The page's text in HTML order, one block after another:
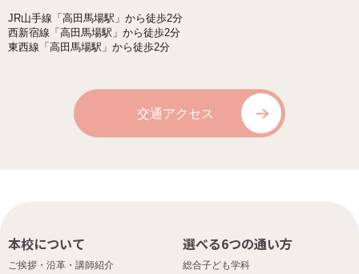
JR山手線「高田馬場駅」から徒歩2分
西新宿線「高田馬場駅」から徒歩2分
東西線「高田馬場駅」から徒歩2分
交通アクセス
本校について
ご挨拶・沿革・講師紹介
選べる6つの通い方
総合子ども学科